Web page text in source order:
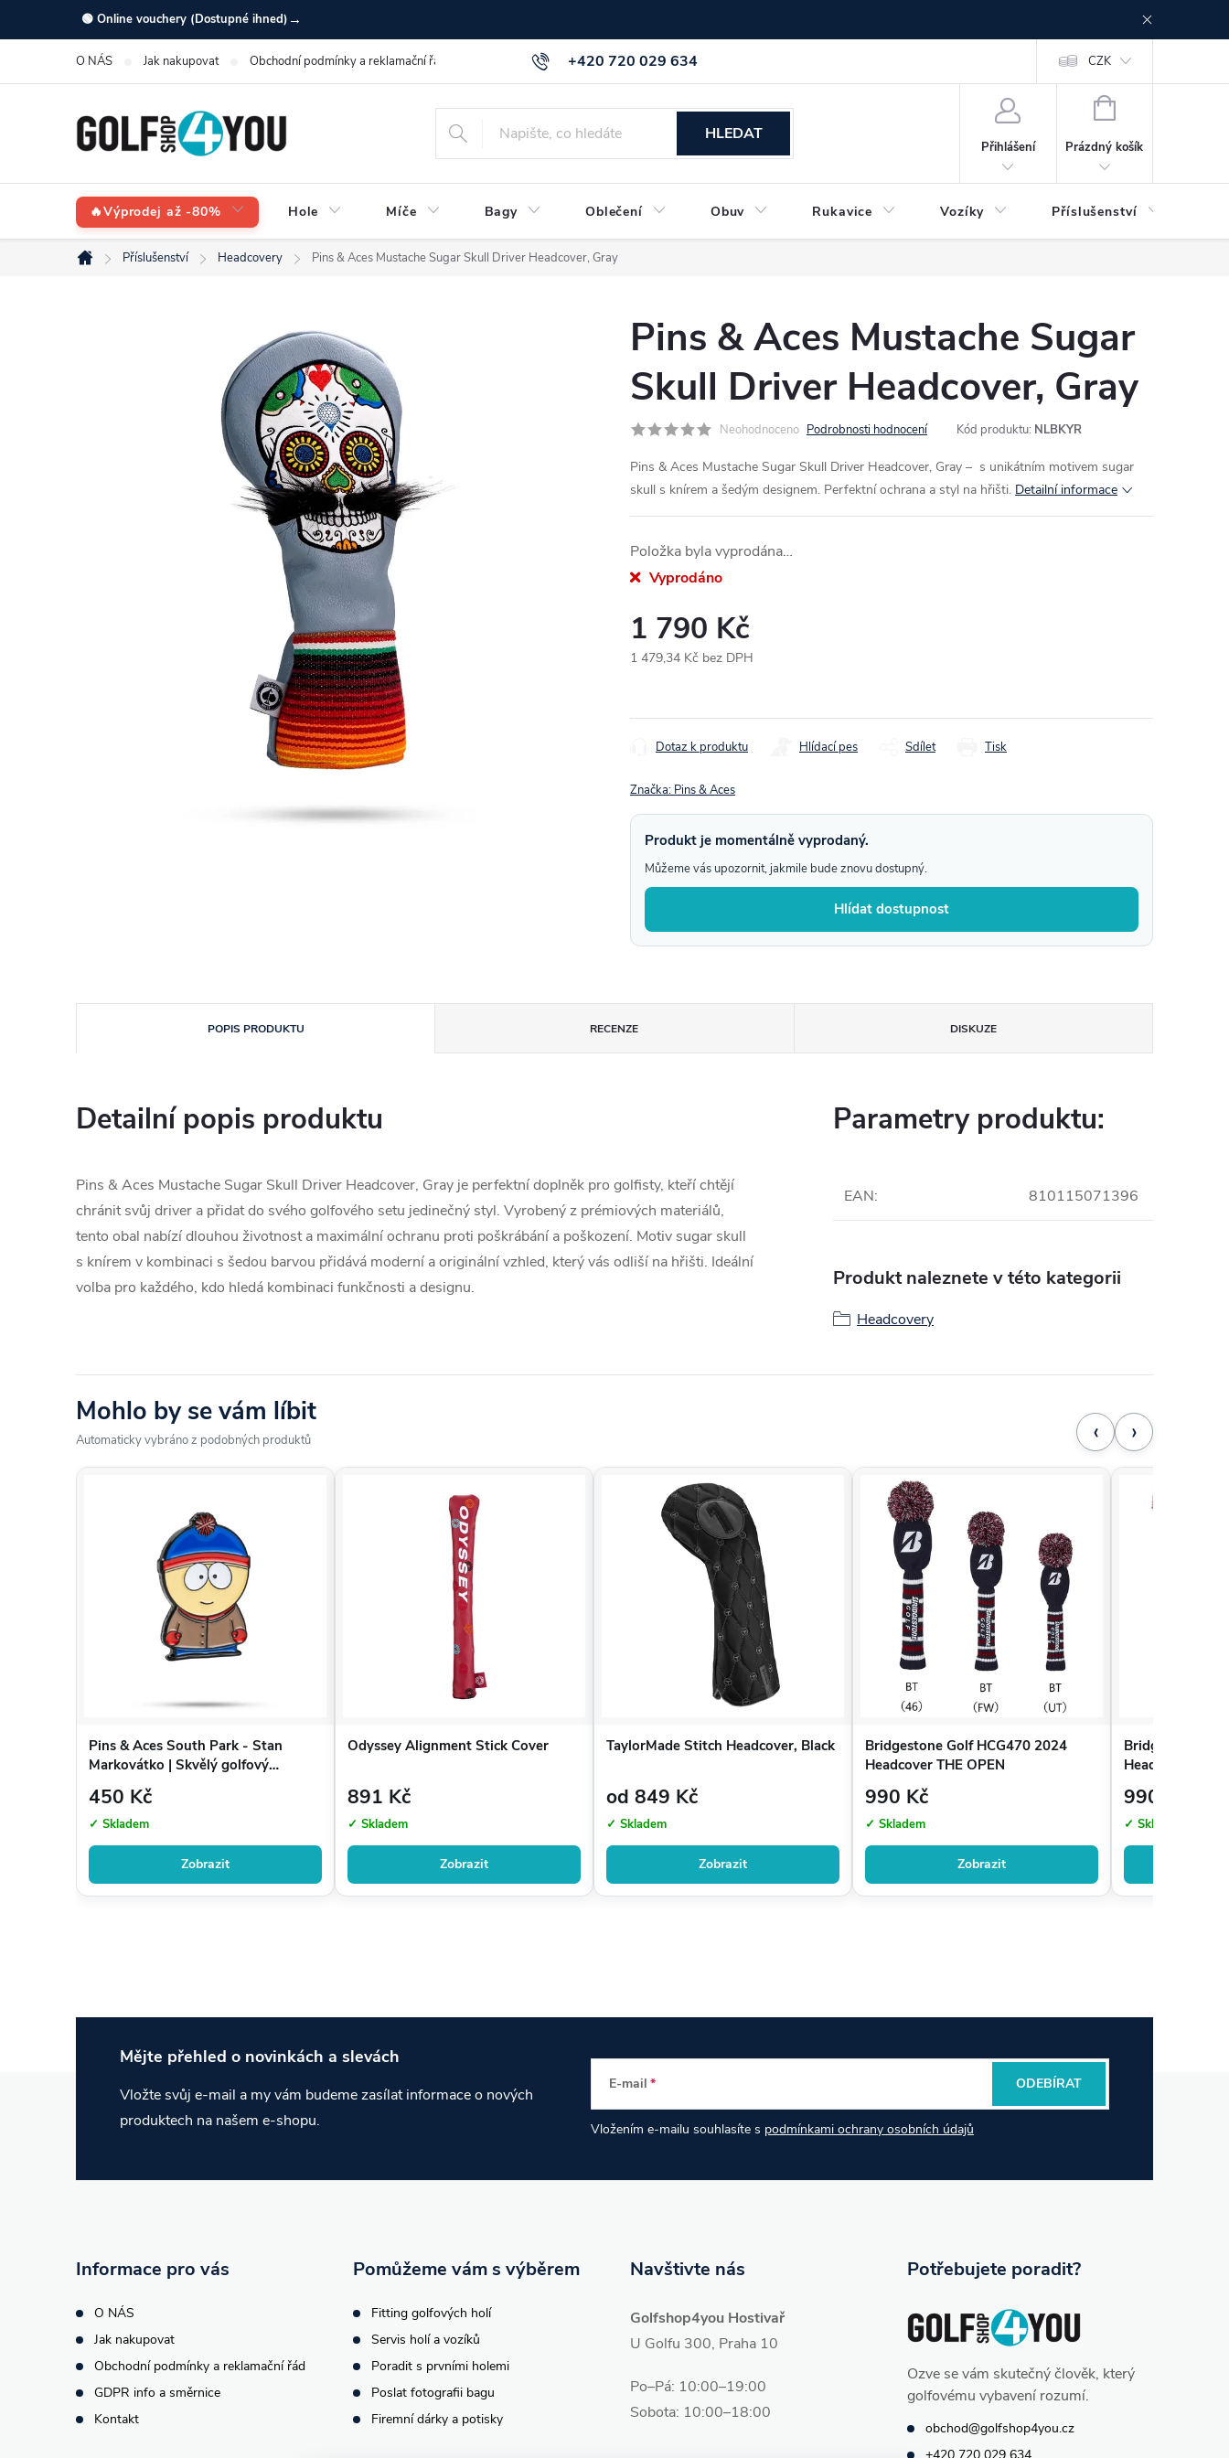
na
🟢 Online vouchery (Dostupné ihned) →
+420 720 029 634
O NÁS Jak nakupovat Obchodní podmínky a reklamační řád GDPR info a směrnice Kontakt CZK
HLEDAT
Přihlášení
NÁKUPNÍ
Prázdný košík
🔥Výprodej až -80% Hole Míče Bagy Oblečení Obuv Rukavice Vozíky Příslušenství
Domů
Příslušenství Headcovery Pins & Aces Mustache Sugar Skull Driver Headcover, Gray
Pins & Aces Mustache Sugar
Skull Driver Headcover, Gray
Neohodnoceno Podrobnosti hodnocení Kód produktu: NLBKYR
Pins & Aces Mustache Sugar Skull Driver Headcover, Gray – s unikátním motivem sugar
skull s knírem a šedým designem. Perfektní ochrana a styl na hřišti. Detailní informace
Položka byla vyprodána…
Vyprodáno
1 790 Kč
1 479,34 Kč bez DPH
Tisk
Dotaz k produktu Hlídací pes Sdílet
Značka: Pins & Aces
Produkt je momentálně vyprodaný.
Můžeme vás upozornit, jakmile bude znovu dostupný.
Hlídat dostupnost
POPIS PRODUKTU RECENZE DISKUZE
Detailní popis produktu
Pins & Aces Mustache Sugar Skull Driver Headcover, Gray je perfektní doplněk pro golfisty, kteří chtějí
chránit svůj driver a přidat do svého golfového setu jedinečný styl. Vyrobený z prémiových materiálů,
tento obal nabízí dlouhou životnost a maximální ochranu proti poškrábání a poškození. Motiv sugar skull
s knírem v kombinaci s šedou barvou přidává moderní a originální vzhled, který vás odliší na hřišti. Ideální
volba pro každého, kdo hledá kombinaci funkčnosti a designu.
Parametry produktu:
EAN: 810115071396
Produkt naleznete v této kategorii
Headcovery
Mohlo by se vám líbit
Automaticky vybráno z podobných produktů ‹ ›
Pins & Aces South Park - Stan
Markovátko | Skvělý golfový
doplněk pro fanoušky South Parku
450 Kč
✓ Skladem
Zobrazit
Odyssey Alignment Stick Cover
891 Kč
✓ Skladem
Zobrazit
TaylorMade Stitch Headcover, Black
od 849 Kč
✓ Skladem
Zobrazit
Bridgestone Golf HCG470 2024
Headcover THE OPEN
990 Kč
✓ Skladem
Zobrazit
Bridgestone
Headcover US
990 Kč
✓ Skladem
Mějte přehled o novinkách a slevách
Vložte svůj e-mail a my vám budeme zasílat informace o nových
produktech na našem e-shopu.
E-mail
Vložením e-mailu souhlasíte s podmínkami ochrany osobních údajů
ODEBÍRAT
Informace pro vás
O NÁS
Jak nakupovat
Obchodní podmínky a reklamační řád
GDPR info a směrnice
Kontakt
Navštivte nás
Golfshop4you Hostivař
U Golfu 300, Praha 10
Po–Pá: 10:00–19:00
Sobota: 10:00–18:00
Pomůžeme vám s výběrem
Fitting golfových holí
Servis holí a vozíků
Poradit s prvními holemi
Poslat fotografii bagu
Firemní dárky a potisky
Potřebujete poradit?
Ozve se vám skutečný člověk, který
golfovému vybavení rozumí.
obchod@golfshop4you.cz